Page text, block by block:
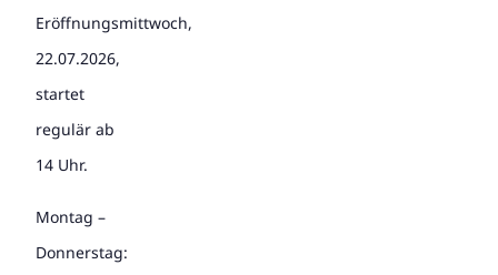
Eröffnungsmittwoch,
22.07.2026,
startet
regulär ab
14 Uhr.
Montag –
Donnerstag: